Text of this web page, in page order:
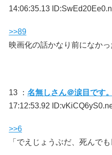
14:06:35.13
>>89
映画化の話かなり前になかっ
13 ： 名無しさん＠涙目です。
17:12:53.92
>>6
「でえじょうぶだ、死んでも